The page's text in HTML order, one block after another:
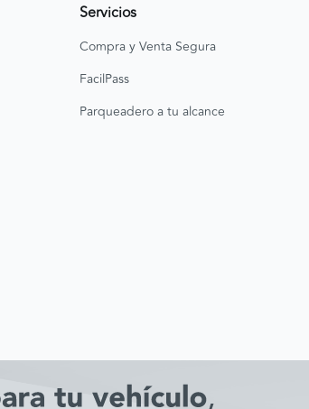
Servicios
Compra y Venta Segura
FacilPass
Parqueadero a tu alcance